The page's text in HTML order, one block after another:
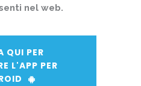
nel web.
QUI PER
L'APP PER